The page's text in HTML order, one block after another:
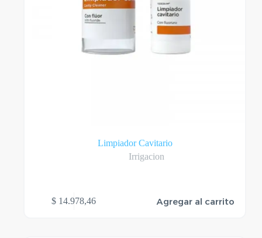
Limpiador Cavitario
Irrigacion
$ 14.978,46 Agregar al carrito